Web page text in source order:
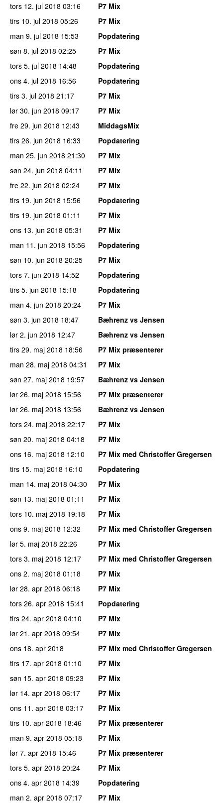
tors 12. jul 2018 03:16
P7 Mix
tirs 10. jul 2018 05:26
P7 Mix
man 9. jul 2018 15:53
Popdatering
søn 8. jul 2018 02:25
P7 Mix
tors 5. jul 2018 14:48
Popdatering
ons 4. jul 2018 16:56
Popdatering
tirs 3. jul 2018 21:17
P7 Mix
lør 30. jun 2018 09:17
P7 Mix
fre 29. jun 2018 12:43
MiddagsMix
tirs 26. jun 2018 16:33
Popdatering
man 25. jun 2018 21:30
P7 Mix
søn 24. jun 2018 04:11
P7 Mix
fre 22. jun 2018 02:24
P7 Mix
tirs 19. jun 2018 15:56
Popdatering
tirs 19. jun 2018 01:11
P7 Mix
ons 13. jun 2018 05:31
P7 Mix
man 11. jun 2018 15:56
Popdatering
søn 10. jun 2018 20:25
P7 Mix
tors 7. jun 2018 14:52
Popdatering
tirs 5. jun 2018 15:18
Popdatering
man 4. jun 2018 20:24
P7 Mix
søn 3. jun 2018 18:47
Bæhrenz vs Jensen
lør 2. jun 2018 12:47
Bæhrenz vs Jensen
tirs 29. maj 2018 18:56
P7 Mix præsenterer
man 28. maj 2018 04:31
P7 Mix
søn 27. maj 2018 19:57
Bæhrenz vs Jensen
lør 26. maj 2018 15:56
P7 Mix præsenterer
lør 26. maj 2018 13:56
Bæhrenz vs Jensen
tors 24. maj 2018 22:17
P7 Mix
søn 20. maj 2018 04:18
P7 Mix
ons 16. maj 2018 12:10
P7 Mix med Christoffer Gregersen
tirs 15. maj 2018 16:10
Popdatering
man 14. maj 2018 04:30
P7 Mix
søn 13. maj 2018 01:11
P7 Mix
tors 10. maj 2018 19:18
P7 Mix
ons 9. maj 2018 12:32
P7 Mix med Christoffer Gregersen
lør 5. maj 2018 22:26
P7 Mix
tors 3. maj 2018 12:17
P7 Mix med Christoffer Gregersen
ons 2. maj 2018 01:18
P7 Mix
lør 28. apr 2018 06:18
P7 Mix
tors 26. apr 2018 15:41
Popdatering
tirs 24. apr 2018 04:10
P7 Mix
lør 21. apr 2018 09:54
P7 Mix
ons 18. apr 2018
P7 Mix med Christoffer Gregersen
tirs 17. apr 2018 01:10
P7 Mix
søn 15. apr 2018 09:23
P7 Mix
lør 14. apr 2018 06:17
P7 Mix
ons 11. apr 2018 03:17
P7 Mix
tirs 10. apr 2018 18:46
P7 Mix præsenterer
man 9. apr 2018 05:18
P7 Mix
lør 7. apr 2018 15:46
P7 Mix præsenterer
tors 5. apr 2018 20:24
P7 Mix
ons 4. apr 2018 14:39
Popdatering
man 2. apr 2018 07:17 P7 Mix